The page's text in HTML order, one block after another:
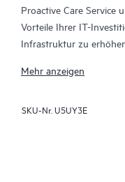
Proactive Care Service
Vorteile Ihrer IT-
Infrastruktur zu
Ihre IT-Mitarbeiter zu
Account Support
Mehr anzeigen
SKU-Nr. U5UY3E